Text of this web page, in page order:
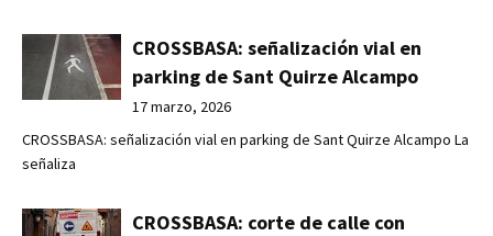
CROSSBASA: señalización vial en
parking de Sant Quirze Alcampo
17 marzo, 2026
CROSSBASA: señalización vial en parking de Sant Quirze Alcampo La
señaliza
CROSSBASA: corte de calle con